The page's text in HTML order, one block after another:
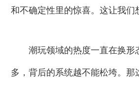
和不确定性里的惊喜。这让我们
潮玩领域的热度一直在换
多，背后的系统越不能松垮。那